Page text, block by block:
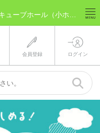
会員登録 ログイン